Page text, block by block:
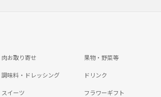
肉お取り寄せ 果物・野菜等
調味料・ドレッシング ドリンク
スイーツ フラワーギフト